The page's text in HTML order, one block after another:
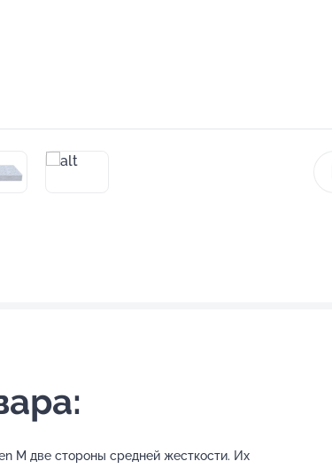
M две стороны средней жесткости. Их